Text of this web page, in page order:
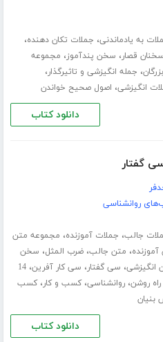
به یادماندنی، جملات تکان دهنده،
سخنان قصار، سخن پندآموز، مجموعه
، جمله انگیزشی و تاثیرگذار،
انگیزشی، اصول صحیح خواندن
دانلود کتاب
گفتار
روانشناسی
جالب، جملات آموزنده، مجموعه متن
، متن جالب،ضرب المثل، سخن
انگیزشی، سی گفتار، سی کار آفرین،14
راه روشن،روانشناسی،کسب و کار،کسب
بنیان
دانلود کتاب